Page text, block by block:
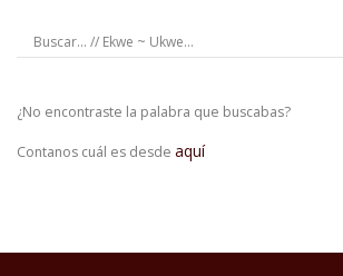
¿No encontraste la palabra que buscabas?
Contanos cuál es desde aquí